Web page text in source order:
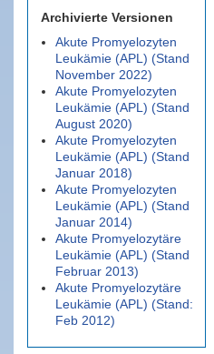
Archivierte Versionen
Akute Promyelozyten
Leukämie (APL) (Stand
November 2022)
Akute Promyelozyten
Leukämie (APL) (Stand
August 2020)
Akute Promyelozyten
Leukämie (APL) (Stand
Januar 2018)
Akute Promyelozyten
Leukämie (APL) (Stand
Januar 2014)
Akute Promyelozytäre
Leukämie (APL) (Stand
Februar 2013)
Akute Promyelozytäre
Leukämie (APL) (Stand:
Feb 2012)